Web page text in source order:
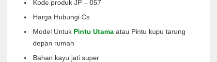
Kode produk JP – 057
Harga Hubungi Cs
Model Untuk Pintu Utama atau Pintu kupu tarung
depan rumah
Bahan kayu jati super